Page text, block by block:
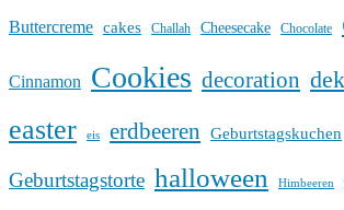
Buttercreme cakes Challah Cheesecake Chocolate
Cinnamon Cookies decoration
easter eis erdbeeren Geburtstagskuchen
Geburtstagstorte halloween Himbeeren